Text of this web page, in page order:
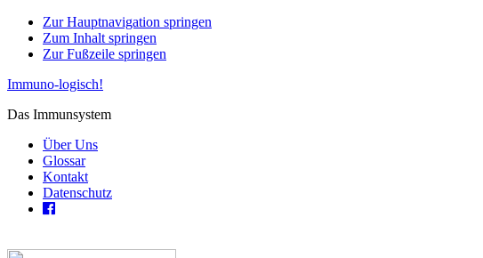
Zur Hauptnavigation springen
Zum Inhalt springen
Zur Fußzeile springen
Immuno-logisch!
Das Immunsystem
Über Uns
Glossar
Kontakt
Datenschutz